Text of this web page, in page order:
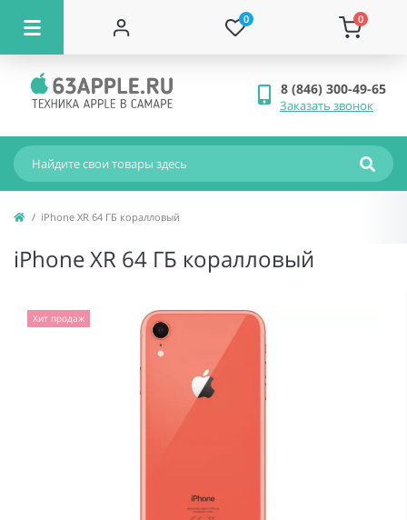
0 0
8 (846) 300-49-65
Заказать звонок
iPhone XR 64 ГБ коралловый
iPhone XR 64 ГБ коралловый
Хит продаж